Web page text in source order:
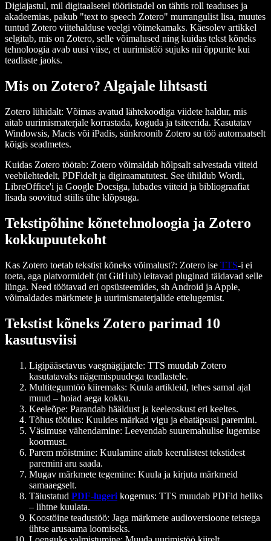
Digiajastul, mil digitaalsetel tööriistadel on tähtis roll teaduses ja
akadeemias, pakub "text to speech Zotero" murrangulist lisa, muutes
tuntud Zotero viitehalduse veelgi võimekamaks. Käesolev artikkel
selgitab, mis on Zotero, selle võimalused ning kuidas tekst kõneks
tehnoloogia avab uusi viise, et uurimistöö sujuks nii õppurite kui
teadlaste jaoks.
Mis on Zotero? Algajale lihtsasti
Zotero lühidalt: Võimas avatud lähtekoodiga viidete haldur, mis
aitab uurimismaterjale korrastada, koguda ja tsiteerida. Kasutatav
Windowsis, Macis või iPadis, sünkroonib Zotero su töö automaatselt
kõigis seadmetes.
Kuidas Zotero töötab: Zotero võimaldab hõlpsalt salvestada viiteid
veebilehtedelt, PDFidelt ja digiraamatutest. See ühildub Wordi,
LibreOffice'i ja Google Docsiga, lubades viiteid ja bibliograafiat
lisada soovitud stiilis ühe klõpsuga.
Tekstipõhine kõnetehnoloogia ja Zotero
kokkupuutekoht
Kas Zotero toetab tekstist kõneks võimalust?: Zotero ise TTS-i ei
toeta, aga platvormidelt (nt GitHub) leitavad pluginad täidavad selle
lünga. Need töötavad eri opsüsteemides, sh Android ja Apple,
võimaldades märkmete ja uurimismaterjalide ettelugemist.
Tekstist kõneks Zotero parimad 10
kasutusviisi
Ligipääsetavus vaegnägijatele: TTS muudab Zotero
kasutatavaks nägemispuudega teadlastele.
Multitegumtöö kiiremaks: Kuula artikleid, tehes samal ajal
muud – hoiad aega kokku.
Keeleõpe: Parandab hääldust ja keeleoskust eri keeltes.
Tõhus töötlus: Kuuldes märkad vigu ja ebatäpsusi paremini.
Väsimuse vähendamine: Leevendab suuremahulise lugemise
koormust.
Parem mõistmine: Kuulamine aitab keerulistest tekstidest
paremini aru saada.
Mugav märkmete tegemine: Kuula ja kirjuta märkmeid
samaaegselt.
Täiustatud PDF-lugeri kogemus: TTS muudab PDFid heliks
– lihtne kuulata.
Koostöine teadustöö: Jaga märkmete audioversioone teistega
ühtse arusaama loomiseks.